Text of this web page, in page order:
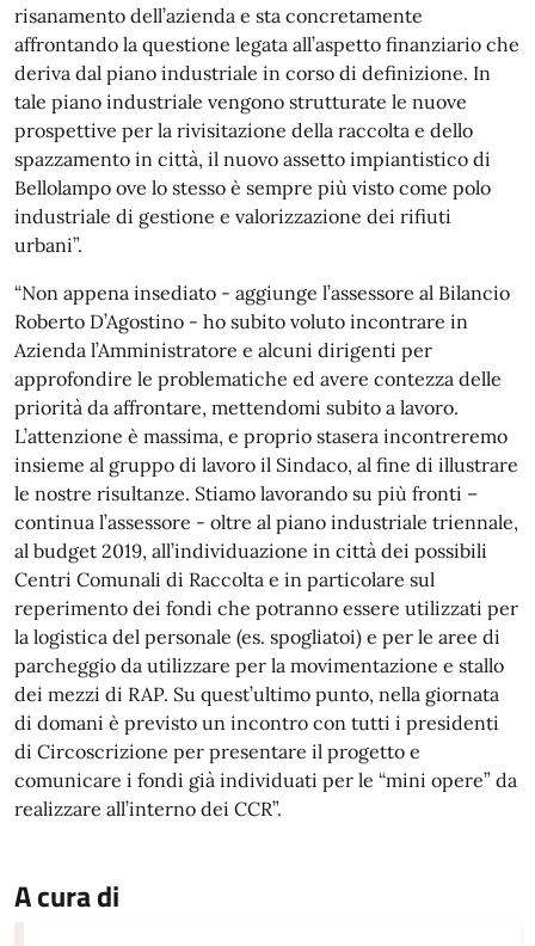
risanamento dell’azienda e sta concretamente
affrontando la questione legata all’aspetto finanziario che
deriva dal piano industriale in corso di definizione. In
tale piano industriale vengono strutturate le nuove
prospettive per la rivisitazione della raccolta e dello
spazzamento in città, il nuovo assetto impiantistico di
Bellolampo ove lo stesso è sempre più visto come polo
industriale di gestione e valorizzazione dei rifiuti
urbani”.
“Non appena insediato - aggiunge l’assessore al Bilancio
Roberto D’Agostino - ho subito voluto incontrare in
Azienda l’Amministratore e alcuni dirigenti per
approfondire le problematiche ed avere contezza delle
priorità da affrontare, mettendomi subito a lavoro.
L’attenzione è massima, e proprio stasera incontreremo
insieme al gruppo di lavoro il Sindaco, al fine di illustrare
le nostre risultanze. Stiamo lavorando su più fronti –
continua l’assessore - oltre al piano industriale triennale,
al budget 2019, all’individuazione in città dei possibili
Centri Comunali di Raccolta e in particolare sul
reperimento dei fondi che potranno essere utilizzati per
la logistica del personale (es. spogliatoi) e per le aree di
parcheggio da utilizzare per la movimentazione e stallo
dei mezzi di RAP. Su quest’ultimo punto, nella giornata
di domani è previsto un incontro con tutti i presidenti
di Circoscrizione per presentare il progetto e
comunicare i fondi già individuati per le “mini opere” da
realizzare all’interno dei CCR”.
A cura di